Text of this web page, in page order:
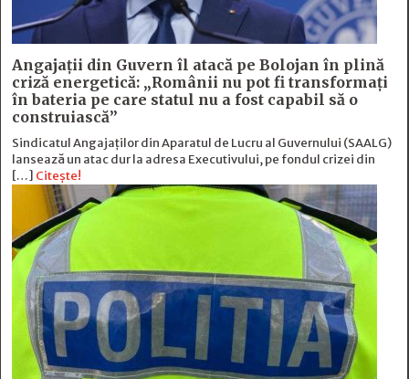
Angajații din Guvern îl atacă pe Bolojan în plină
criză energetică: „Românii nu pot fi transformați
în bateria pe care statul nu a fost capabil să o
construiască”
Sindicatul Angajaților din Aparatul de Lucru al Guvernului (SAALG)
lansează un atac dur la adresa Executivului, pe fondul crizei din
[…] Citește!